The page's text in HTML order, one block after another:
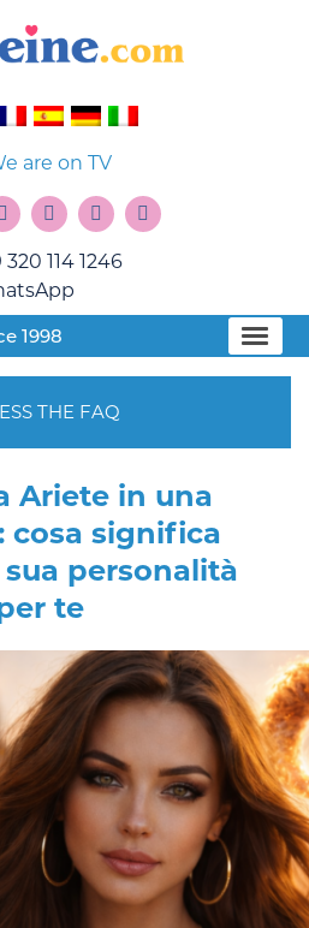
are on TV
320 114 1246
1998
THE FAQ
Ariete in una
cosa significa
personalità
te